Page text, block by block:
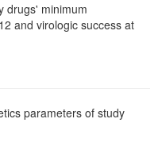
drugs' minimum
and virologic success at
parameters of study